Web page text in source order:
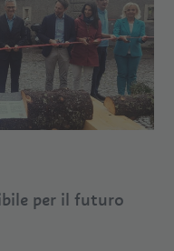
per il futuro